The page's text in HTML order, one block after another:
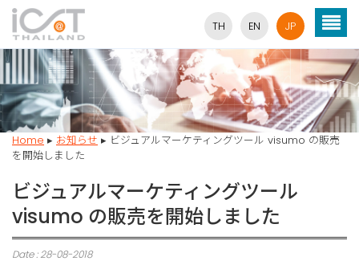
TH EN JP
Home ▸ お知らせ ▸ ビジュアルマーケティングツール visumo の販売
を開始しました
ビジュアルマーケティングツール
visumo の販売を開始しました
Date : 28-08-2018